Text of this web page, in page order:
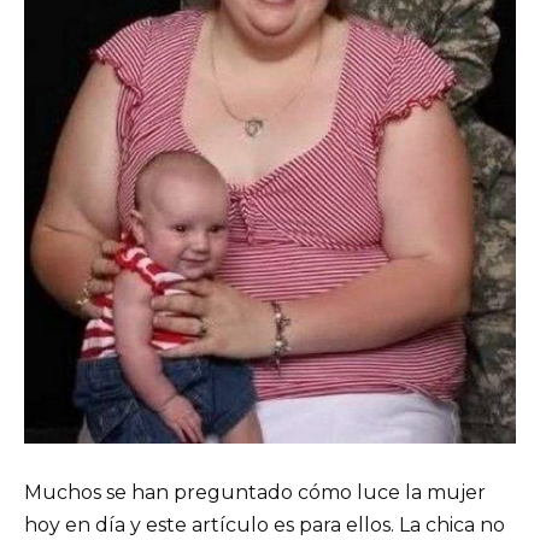
Muchos se han preguntado cómo luce la mujer
hoy en día y este artículo es para ellos. La chica no